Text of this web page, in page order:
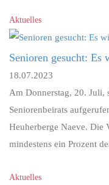
Aktuelles
Senioren gesucht: Es
18.07.2023
Am Donnerstag, 20. Juli,
Seniorenbeirats
Heuherberge Naeve. Die
mindestens ein Prozent
Aktuelles